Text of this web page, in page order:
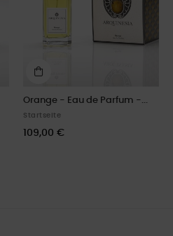
Orange - Eau de Parfum -...
Startseite
109,00 €